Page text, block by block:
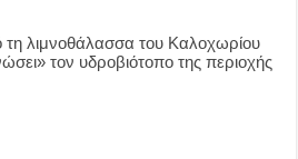
λιμνοθάλασσα του Καλοχωρίου
τον υδροβιότοπο της περιοχής